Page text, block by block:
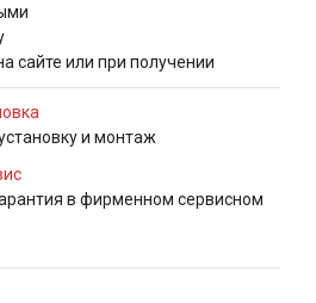
сайте или при получении
и монтаж
в фирменном сервисном